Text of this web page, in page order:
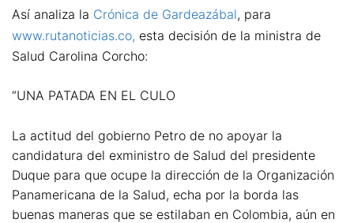
Así analiza la Crónica de Gardeazábal, para
www.rutanoticias.co, esta decisión de la ministra de
Salud Carolina Corcho:
“UNA PATADA EN EL CULO
La actitud del gobierno Petro de no apoyar la
candidatura del exministro de Salud del presidente
Duque para que ocupe la dirección de la Organización
Panamericana de la Salud, echa por la borda las
buenas maneras que se estilaban en Colombia, aún en